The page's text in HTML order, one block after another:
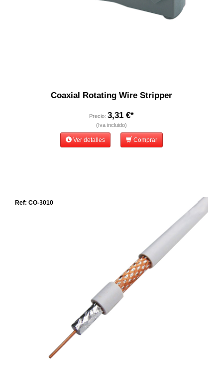
Coaxial Rotating Wire Stripper
Precio: 3,31 €*
(Iva incluido)
Ver detalles Comprar
Ref: CO-3010